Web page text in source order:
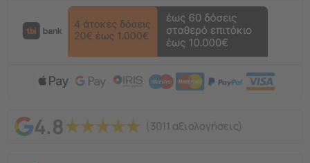
4.8★★★★★ (3011 αξιολογήσεις)